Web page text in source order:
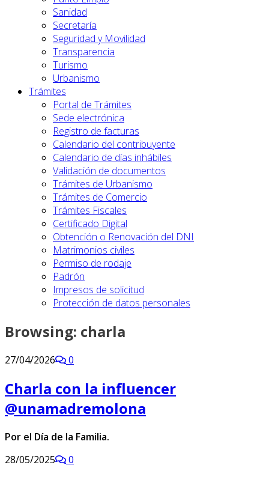
Sanidad
Secretaría
Seguridad y Movilidad
Transparencia
Turismo
Urbanismo
Trámites
Portal de Trámites
Sede electrónica
Registro de facturas
Calendario del contribuyente
Calendario de días inhábiles
Validación de documentos
Trámites de Urbanismo
Trámites de Comercio
Trámites Fiscales
Certificado Digital
Obtención o Renovación del DNI
Matrimonios civiles
Permiso de rodaje
Padrón
Impresos de solicitud
Protección de datos personales
Browsing: charla
27/04/2026 0
Charla con la influencer
@unamadremolona
Por el Día de la Familia.
28/05/2025
0